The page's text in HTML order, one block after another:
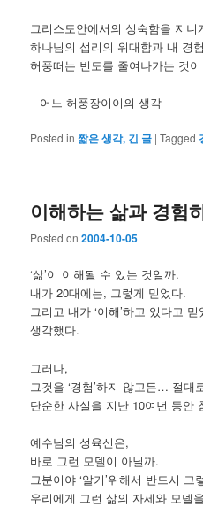
그리스도안에서의 성숙함을 지니
하나님의 섭리의 위대함과 내 경
허풍떠는 빈도를 줄여나가는 것
– 어느 허풍장이이의 생각
Posted in 짧은 생각, 긴 글 |Tagged
이해하는 삶과 경험
Posted on2004-10-05
‘삶’이 이해될 수 있는 것일까.
내가 20대에는, 그렇게 믿었다.
그리고 내가 ‘이해’하고 있다고
생각했다.
그러나,
그것을 ‘경험’하지 않고든… 절대
단순한 사실을 지난 10여년 동안
예수님의 성육신은,
바로 그런 모델이 아닐까.
그분이야 ‘알기’위해서 반드시
우리에게 그런 삶의 자세와 모델